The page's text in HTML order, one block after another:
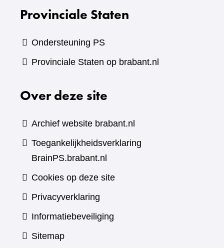
Provinciale Staten
Ondersteuning PS
Provinciale Staten op brabant.nl
Over deze site
Archief website brabant.nl
Toegankelijkheidsverklaring
BrainPS.brabant.nl
Cookies op deze site
Privacyverklaring
Informatiebeveiliging
Sitemap